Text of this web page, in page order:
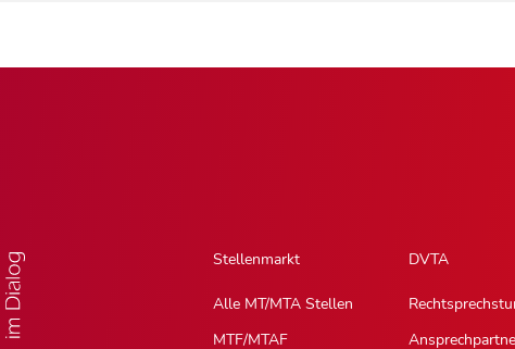
Stellenmarkt
Alle MT/MTA Stellen
MTF/MTAF
DVTA